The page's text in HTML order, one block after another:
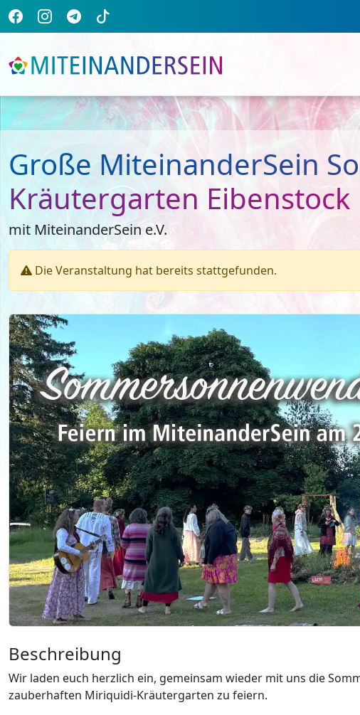
Große MiteinanderSein
Kräutergarten Eibenstock
mit MiteinanderSein e.V.
Die Veranstaltung hat bereits stattgefunden.
Beschreibung
Wir laden euch herzlich ein, gemeinsam wieder mit uns die
zauberhaften Miriquidi-Kräutergarten zu feiern.